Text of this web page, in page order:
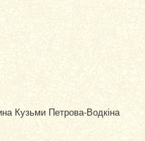
Кузьми Петрова-Водкіна